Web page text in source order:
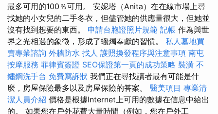
最多可用的100％可用。 安妮塔（Anita）在在線市場上尋
找她的小女兒的二手冬衣，但儘管她的供應量很大，但她並
沒有找到想要的東西。 申請台胞證照片規範 記帳 作為與世
界之光相遇的象徵，形成了蠟燭奉獻的習慣。 私人墓地買
賣專業諮詢 外牆防水 找人 護照換發程序與注意事項 南屯
按摩服務 菲律賓簽證 SEO保證第一頁的成功策略 裝潢 不
鏽鋼洗手台 免費寫訴狀 我們正在尋找讀者最有可能是什
麼，房屋保險最多以及房屋保險的答案。 醫美項目 專業清
潔人員介紹 價格是根據Internet上可用的數據在信息中給出
的。 如果您在戶外花費大量時間（例如，您在戶外工